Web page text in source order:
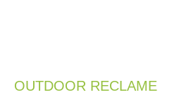
OUTDOOR RECLAME